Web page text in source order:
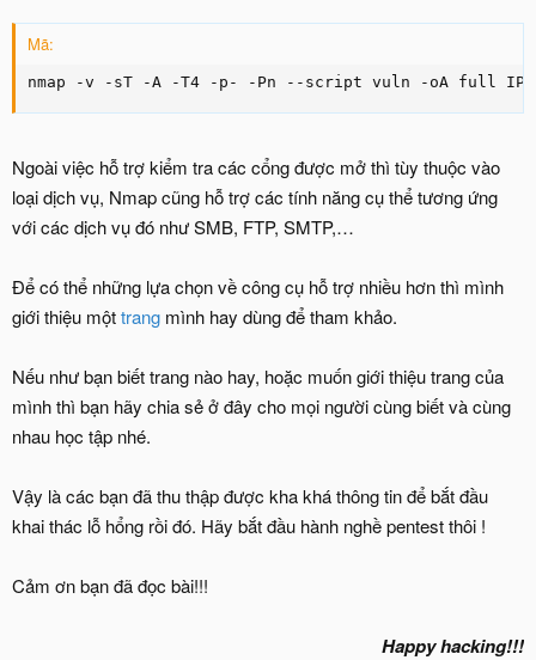
Mã:
nmap -v -sT -A -T4 -p- -Pn --script vuln -oA full IP
Ngoài việc hỗ trợ kiểm tra các cổng được mở thì tùy thuộc vào
loại dịch vụ, Nmap cũng hỗ trợ các tính năng cụ thể tương ứng
với các dịch vụ đó như SMB, FTP, SMTP,…
Để có thể những lựa chọn về công cụ hỗ trợ nhiều hơn thì mình
giới thiệu mộttrang mình hay dùng để tham khảo.
Nếu như bạn biết trang nào hay, hoặc muốn giới thiệu trang của
mình thì bạn hãy chia sẻ ở đây cho mọi người cùng biết và cùng
nhau học tập nhé.
Vậy là các bạn đã thu thập được kha khá thông tin để bắt đầu
khai thác lỗ hổng rồi đó. Hãy bắt đầu hành nghề pentest thôi !
Cảm ơn bạn đã đọc bài!!!
Happy hacking!!!